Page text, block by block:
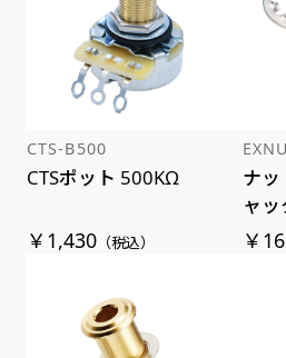
CTS-B500
CTSポット 500KΩ
￥1,430（税込）
ナッ
ャッ
￥